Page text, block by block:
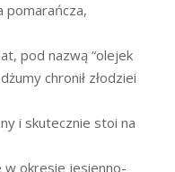
pomarańcza,
pod nazwą “olejek
chronił złodziei
i skutecznie stoi na
okresie jesienno-